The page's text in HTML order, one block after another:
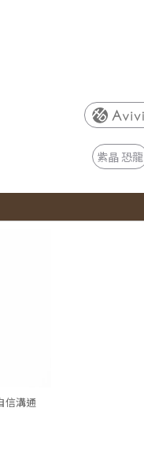
紫晶 恐龍
信溝通